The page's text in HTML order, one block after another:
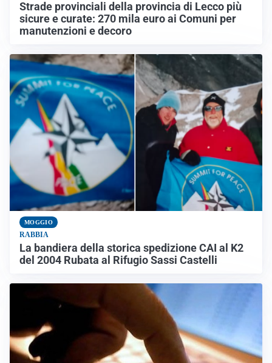
Strade provinciali della provincia di Lecco più
sicure e curate: 270 mila euro ai Comuni per
manutenzioni e decoro
MOGGIO
RABBIA
La bandiera della storica spedizione CAI al K2
del 2004 Rubata al Rifugio Sassi Castelli